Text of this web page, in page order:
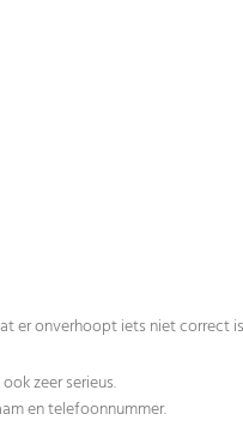
er onverhoopt iets niet correct
zeer serieus.
en telefoonnummer.